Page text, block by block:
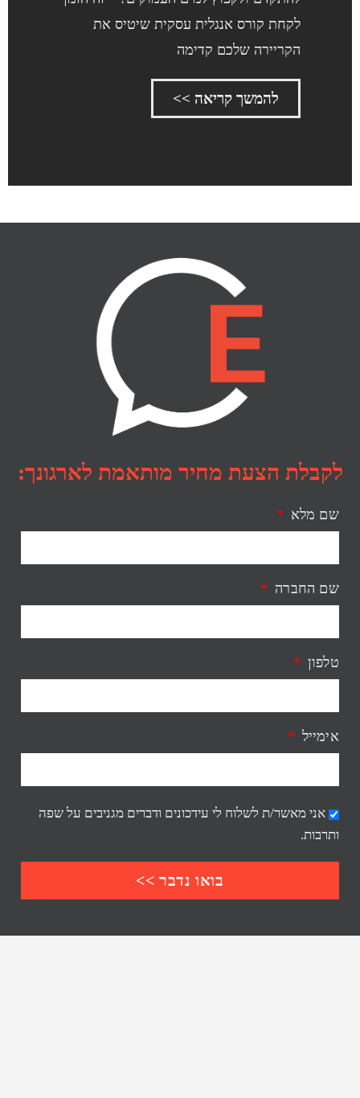
לקחת קורס אנגלית עסקית שיטיס את
הקריירה שלכם קדימה
להמשך קריאה >>
לקבלת הצעת מחיר מותאמת לארגונך:
שם מלא
שם החברה
טלפון
אימייל
אני מאשר/ת לשלוח לי עידכונים ודברים מגניבים על שפה
ותרבות.
בואו נדבר >>